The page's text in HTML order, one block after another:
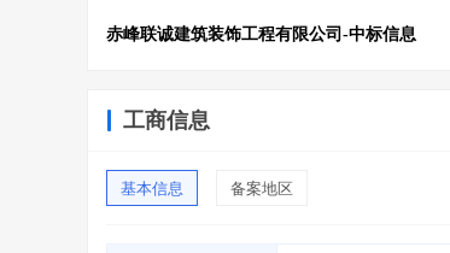
赤峰联诚建筑装饰工程有限公司-中标信息
工商信息
基本信息 备案地区